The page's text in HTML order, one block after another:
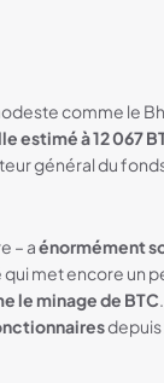
comme le
estimé à 12 067
général du
– aénormément
met encore un
le minage de BTC